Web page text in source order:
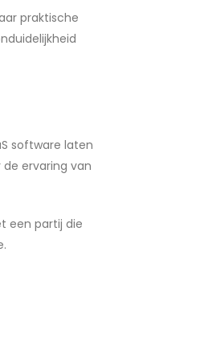
praktische
software laten
ervaring van
een partij die